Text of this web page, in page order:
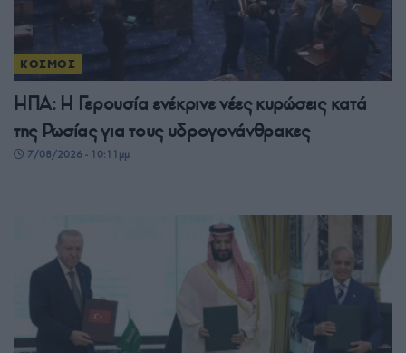
ΚΟΣΜΟΣ
ΗΠΑ: Η Γερουσία ενέκρινε νέες κυρώσεις κατά
της Ρωσίας για τους υδρογονάνθρακες
7/08/2026 - 10:11μμ